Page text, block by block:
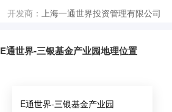
开发商： 上海一通世界投资管理有限公司
E通世界-三银基金产业园地理位置
E通世界-三银基金产业园